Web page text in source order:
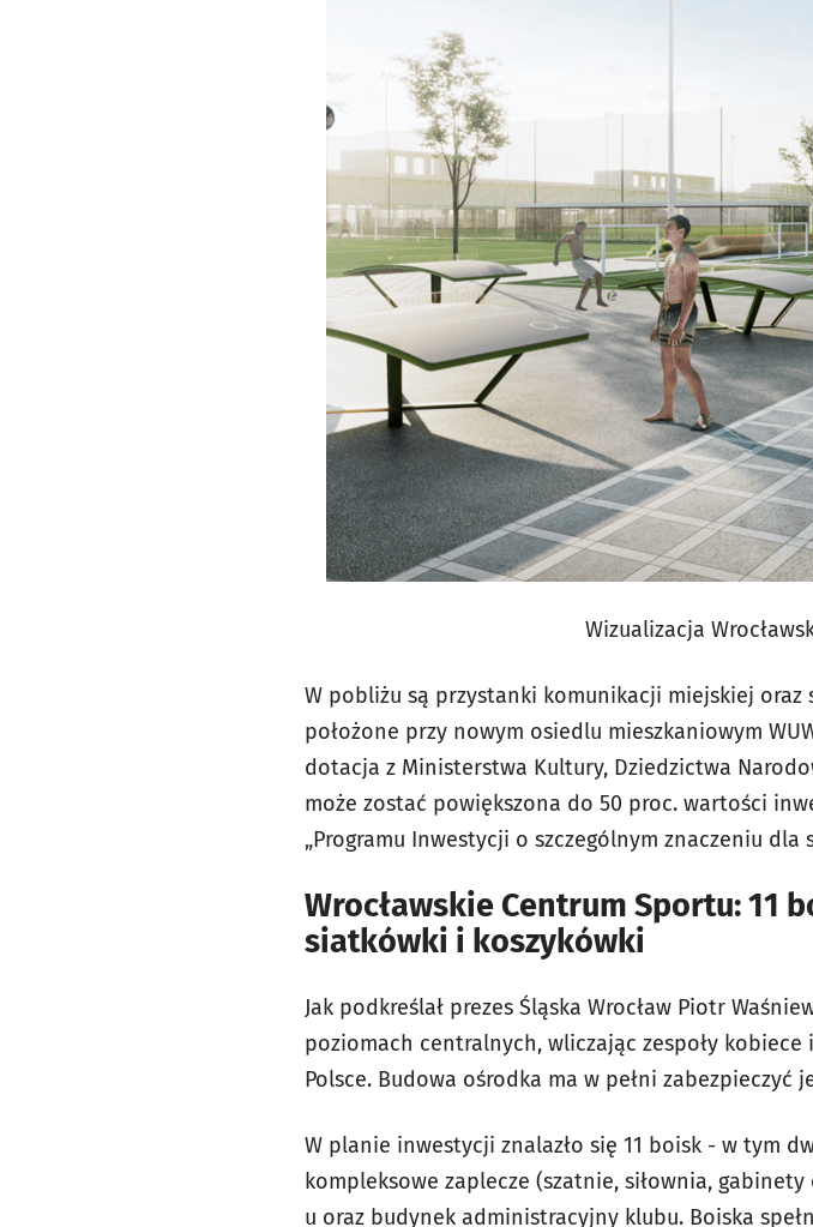
Wizualizacja
W pobliżu są przystanki komunikacji miejskiej oraz
położone przy nowym osiedlu mieszkaniowym
dotacja z Ministerstwa Kultury, Dziedzictwa
może zostać powiększona do 50 proc. wartości
„Programu Inwestycji o szczególnym znaczeniu dla
Wrocławskie Centrum Sportu: 11
siatkówki i koszykówki
Jak podkreślał prezes Śląska Wrocław Piotr
poziomach centralnych, wliczając zespoły
Polsce. Budowa ośrodka ma w pełni
W planie inwestycji znalazło się 11 boisk - w tym
kompleksowe zaplecze (szatnie, siłownia,
u oraz budynek administracyjny klubu. Boiska